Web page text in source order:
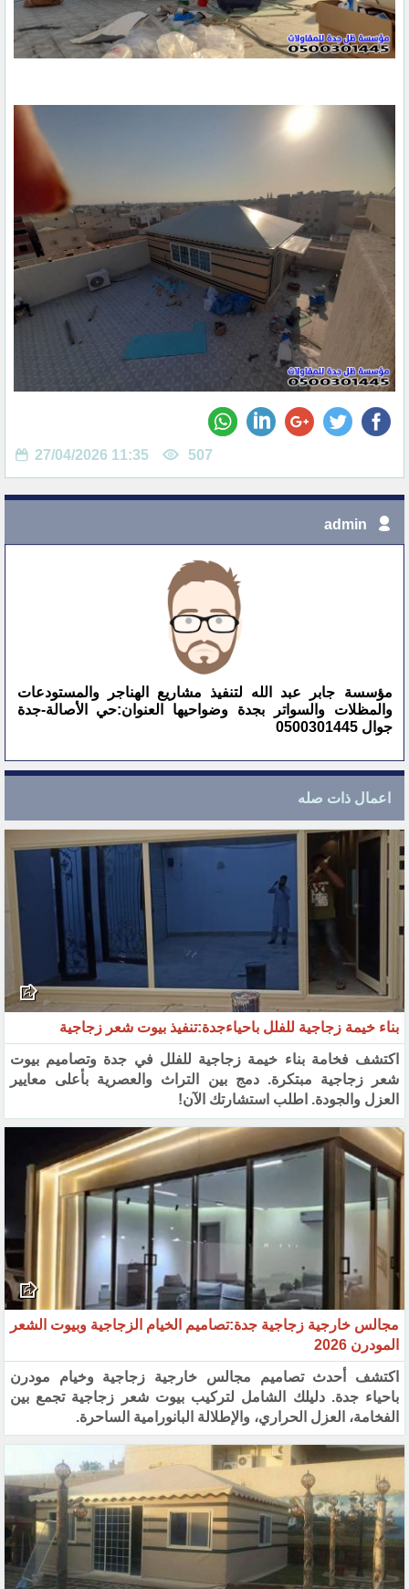
27/04/2026 11:35 507
admin
مؤسسة جابر عبد الله لتنفيذ مشاريع الهناجر والمستودعات
والمظلات والسواتر بجدة وضواحيها العنوان:حي الأصالة-جدة
جوال 0500301445
اعمال ذات صله
بناء خيمة زجاجية للفلل باحياءجدة:تنفيذ بيوت شعر زجاجية
اكتشف فخامة بناء خيمة زجاجية للفلل في جدة وتصاميم بيوت
شعر زجاجية مبتكرة. دمج بين التراث والعصرية بأعلى معايير
العزل والجودة. اطلب استشارتك الآن!
مجالس خارجية زجاجية جدة:تصاميم الخيام الزجاجية وبيوت الشعر
المودرن 2026
اكتشف أحدث تصاميم مجالس خارجية زجاجية وخيام مودرن
باحياء جدة. دليلك الشامل لتركيب بيوت شعر زجاجية تجمع بين
الفخامة، العزل الحراري، والإطلالة البانورامية الساحرة.